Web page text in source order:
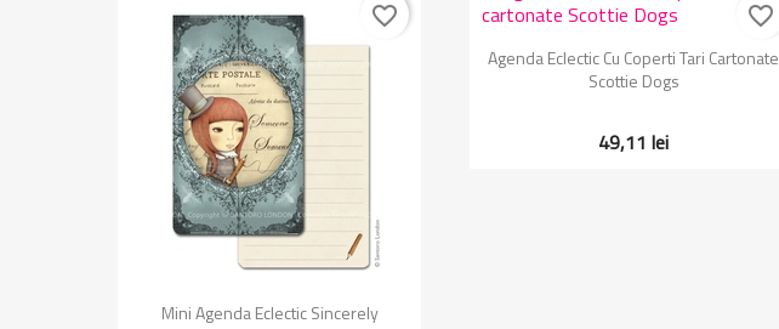
Vizualizare rapida
Mini Agenda Eclectic Sincerely
favorite_border
Vizualizare rapida
Agenda Eclectic Cu Coperti Tari Cartonate
Scottie Dogs
49,11 lei
favorite_border